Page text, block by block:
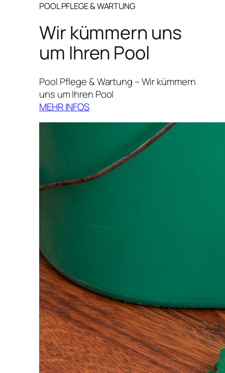
POOL PFLEGE & WARTUNG
Wir kümmern uns
um Ihren Pool
Pool Pflege & Wartung – Wir kümmern
uns um Ihren Pool
MEHR INFOS